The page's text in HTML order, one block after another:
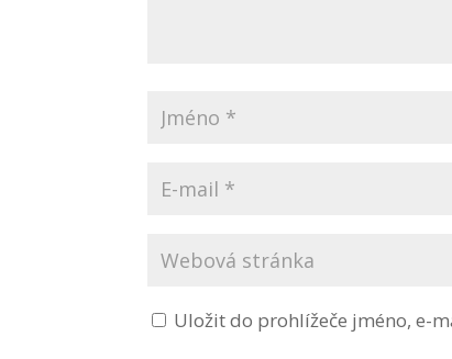
Uložit do prohlížeče jméno, e-